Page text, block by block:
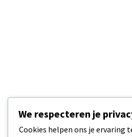
We respecteren je
Cookies helpen ons je ervaring